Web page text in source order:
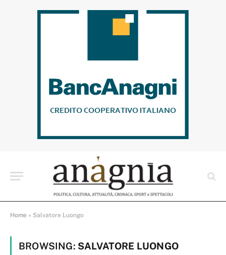
Home » Salvatore Luongo
BROWSING: SALVATORE LUONGO